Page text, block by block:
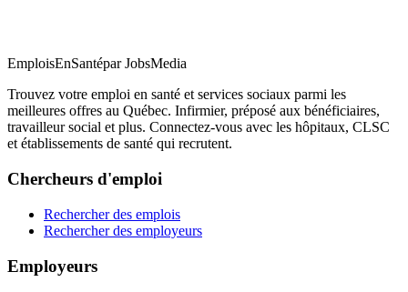
EmploisEnSantépar JobsMedia
Trouvez votre emploi en santé et services sociaux parmi les
meilleures offres au Québec. Infirmier, préposé aux bénéficiaires,
travailleur social et plus. Connectez-vous avec les hôpitaux, CLSC
et établissements de santé qui recrutent.
Chercheurs d'emploi
Rechercher des emplois
Rechercher des employeurs
Employeurs